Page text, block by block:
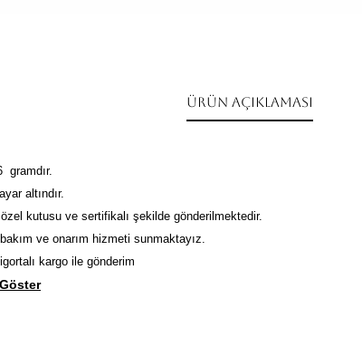
Ürün Açıklaması
gramdır.
altındır.
kutusu ve sertifikalı şekilde gönderilmektedir.
ve onarım hizmeti sunmaktayız.
kargo ile gönderim
Göster